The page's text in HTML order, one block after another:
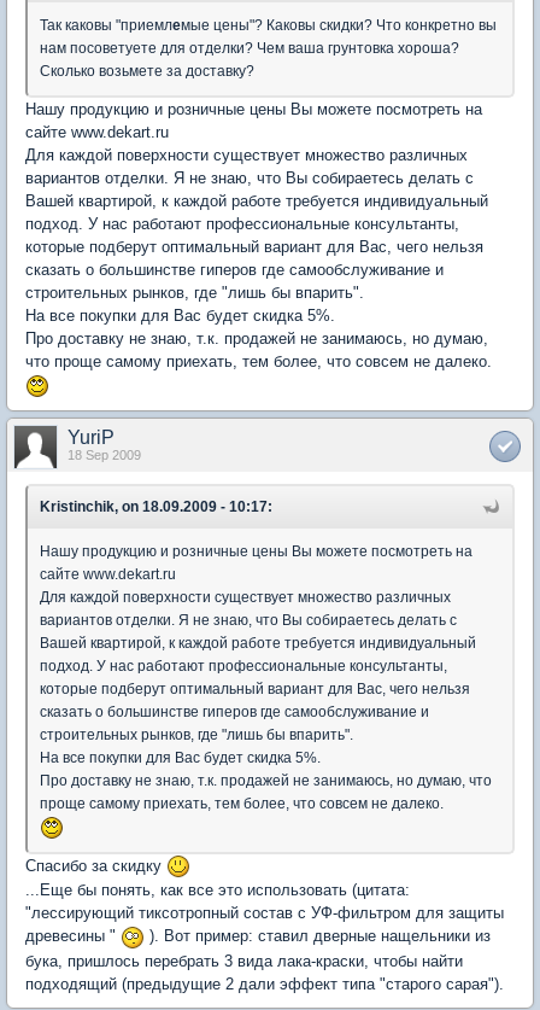
Так каковы "приемлемые цены"? Каковы скидки? Что конкретно вы
нам посоветуете для отделки? Чем ваша грунтовка хороша?
Сколько возьмете за доставку?
Нашу продукцию и розничные цены Вы можете посмотреть на
сайте www.dekart.ru
Для каждой поверхности существует множество различных
вариантов отделки. Я не знаю, что Вы собираетесь делать с
Вашей квартирой, к каждой работе требуется индивидуальный
подход. У нас работают профессиональные консультанты,
которые подберут оптимальный вариант для Вас, чего нельзя
сказать о большинстве гиперов где самообслуживание и
строительных рынков, где "лишь бы впарить".
На все покупки для Вас будет скидка 5%.
Про доставку не знаю, т.к. продажей не занимаюсь, но думаю,
что проще самому приехать, тем более, что совсем не далеко.
YuriP
18 Sep 2009
Kristinchik, on 18.09.2009 - 10:17:
Нашу продукцию и розничные цены Вы можете посмотреть на
сайте www.dekart.ru
Для каждой поверхности существует множество различных
вариантов отделки. Я не знаю, что Вы собираетесь делать с
Вашей квартирой, к каждой работе требуется индивидуальный
подход. У нас работают профессиональные консультанты,
которые подберут оптимальный вариант для Вас, чего нельзя
сказать о большинстве гиперов где самообслуживание и
строительных рынков, где "лишь бы впарить".
На все покупки для Вас будет скидка 5%.
Про доставку не знаю, т.к. продажей не занимаюсь, но думаю, что
проще самому приехать, тем более, что совсем не далеко.
Спасибо за скидку
...Еще бы понять, как все это использовать (цитата:
"лессирующий тиксотропный состав с УФ-фильтром для защиты
древесины "
). Вот пример: ставил дверные нащельники из
бука, пришлось перебрать 3 вида лака-краски, чтобы найти
подходящий (предыдущие 2 дали эффект типа "старого сарая").